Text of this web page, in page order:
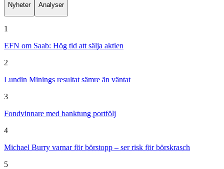
Nyheter Analyser
1
EFN om Saab: Hög tid att sälja aktien
2
Lundin Minings resultat sämre än väntat
3
Fondvinnare med banktung portfölj
4
Michael Burry varnar för börstopp – ser risk för börskrasch
5